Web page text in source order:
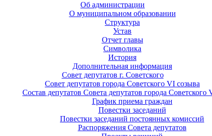
Об администрации
О муниципальном образовании
Структура
Устав
Отчет главы
Символика
История
Дополнительная информация
Совет депутатов г. Советского
Совет депутатов города Советского VI созыва
Состав депутатов Совета депутатов города Советского
График приема граждан
Повестки заседаний
Повестки заседаний постоянных комиссий
Распоряжения Совета депутатов